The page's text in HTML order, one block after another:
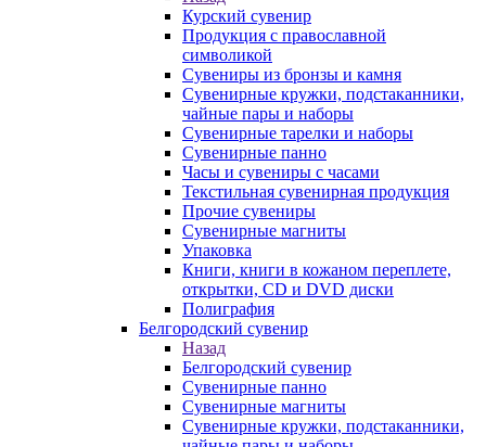
Курский сувенир
Продукция с православной
символикой
Сувениры из бронзы и камня
Сувенирные кружки, подстаканники,
чайные пары и наборы
Сувенирные тарелки и наборы
Сувенирные панно
Часы и сувениры с часами
Текстильная сувенирная продукция
Прочие сувениры
Сувенирные магниты
Упаковка
Книги, книги в кожаном переплете,
открытки, CD и DVD диски
Полиграфия
Белгородский сувенир
Назад
Белгородский сувенир
Сувенирные панно
Сувенирные магниты
Сувенирные кружки, подстаканники,